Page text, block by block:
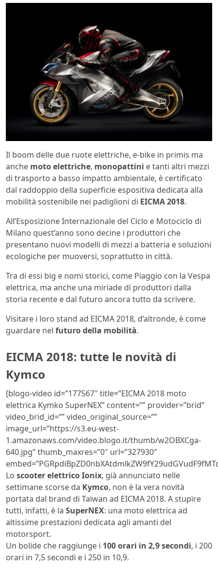
Il boom delle due ruote elettriche, e-bike in primis ma
anche moto elettriche, monopattini e tanti altri mezzi
di trasporto a basso impatto ambientale, è certificato
dal raddoppio della superficie espositiva dedicata alla
mobilità sostenibile nei padiglioni di EICMA 2018.
All’Esposizione Internazionale del Ciclo e Motociclo di
Milano quest’anno sono decine i produttori che
presentano nuovi modelli di mezzi a batteria e soluzioni
ecologiche per muoversi, soprattutto in città.
Tra di essi big e nomi storici, come Piaggio con la Vespa
elettrica, ma anche una miriade di produttori dalla
storia recente e dal futuro ancora tutto da scrivere.
Visitare i loro stand ad EICMA 2018, d’altronde, è come
guardare nel futuro della mobilità.
EICMA 2018: tutte le novità di
Kymco
[blogo-video id=”177567″ title=”EICMA 2018 moto
elettrica Kymko SuperNEX” content=”” provider=”brid”
video_brid_id=”” video_original_source=””
image_url=”https://s3.eu-west-
1.amazonaws.com/video.blogo.it/thumb/w2OBXCga-
640.jpg” thumb_maxres=”0″ url=”327930″
Lo scooter elettrico Ionix, già annunciato nelle
settimane scorse da Kymco, non è la vera novità
portata dal brand di Taiwan ad EICMA 2018. A stupire
tutti, infatti, è la SuperNEX: una moto elettrica ad
altissime prestazioni dedicata agli amanti del
motorsport.
Un bolide che raggiunge i 100 orari in 2,9 secondi, i 200
orari in 7,5 secondi e i 250 in 10,9.